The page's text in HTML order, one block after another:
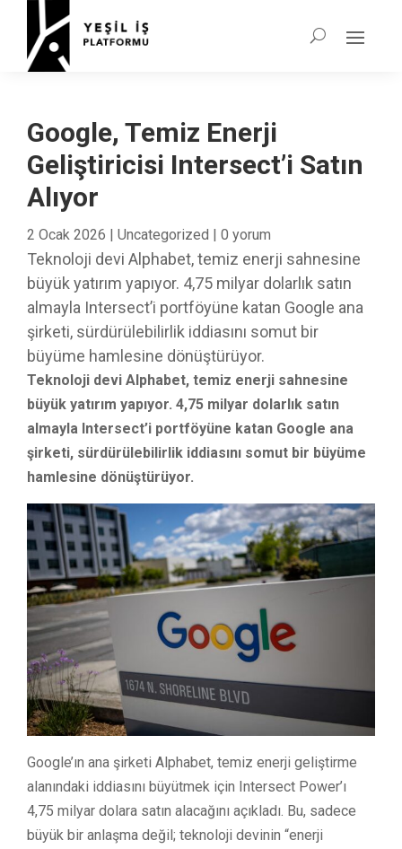
Google, Temiz Enerji
Geliştiricisi Intersect’i Satın
Alıyor
2 Ocak 2026 | Uncategorized | 0 yorum
Teknoloji devi Alphabet, temiz enerji sahnesine
büyük yatırım yapıyor. 4,75 milyar dolarlık satın
almayla Intersect’i portföyüne katan Google ana
şirketi, sürdürülebilirlik iddiasını somut bir
büyüme hamlesine dönüştürüyor.
Teknoloji devi Alphabet, temiz enerji sahnesine
büyük yatırım yapıyor. 4,75 milyar dolarlık satın
almayla Intersect’i portföyüne katan Google ana
şirketi, sürdürülebilirlik iddiasını somut bir büyüme
hamlesine dönüştürüyor.
Google’ın ana şirketi Alphabet, temiz enerji geliştirme
alanındaki iddiasını büyütmek için Intersect Power’ı
4,75 milyar dolara satın alacağını açıkladı. Bu, sadece
büyük bir anlaşma değil; teknoloji devinin “enerji